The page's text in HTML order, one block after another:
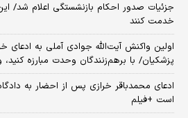
خدمت کنند
اولین واکنش آیت‌الله جوادی آملی به ادعای
پزشکیان/ با برهم‌زنندگان وحدت مبارزه
ادعای محمدباقر خرازی پس از احضار به
است +فیلم